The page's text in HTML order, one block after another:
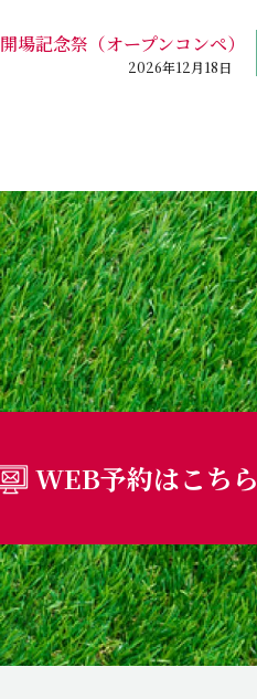
開場記念祭（オープンコンペ）
2026年12月18日
WEB予約はこちら